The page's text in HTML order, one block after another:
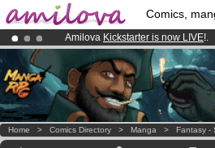
Comics,
Amilova Kickstarter is now LIVE!.
Already 100000membersand
Premium membership from3.95
Home > Comics Directory > Manga > Fantasy -